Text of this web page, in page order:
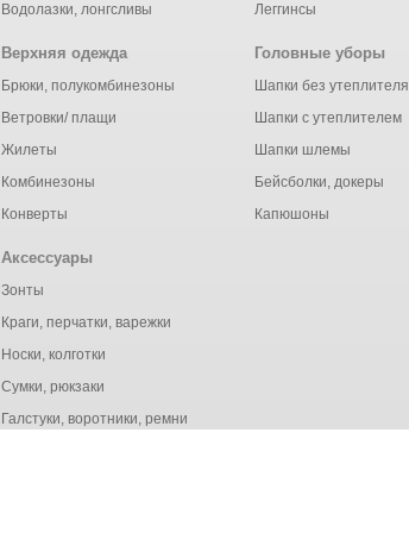
Водолазки, лонгсливы
Леггинсы
Верхняя одежда
Брюки, полукомбинезоны
Ветровки/ плащи
Жилеты
Комбинезоны
Конверты
Головные уборы
Шапки без утеплителя
Шапки с утеплителем
Шапки шлемы
Бейсболки, докеры
Капюшоны
Аксессуары
Зонты
Краги, перчатки, варежки
Носки, колготки
Сумки, рюкзаки
Галстуки, воротники, ремни